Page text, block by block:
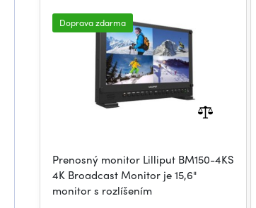
Doprava zdarma
Prenosný monitor Lilliput BM150-4KS
4K Broadcast Monitor je 15,6"
monitor s rozlíšením